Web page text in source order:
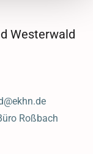
Westerwald
Roßbach